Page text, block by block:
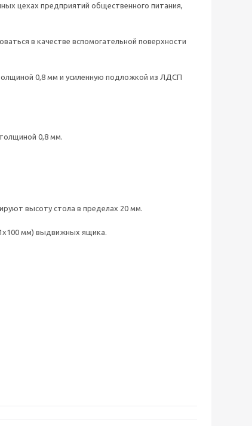
цехах предприятий общественного питания,
в качестве вспомогательной поверхности
0,8 мм и усиленную подложкой из ЛДСП
0,8 мм.
высоту стола в пределах 20 мм.
мм) выдвижных ящика.